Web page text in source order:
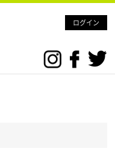
ログイン